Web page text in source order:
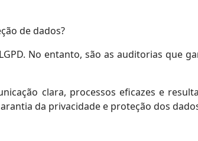
de dados?
No entanto, são as auditorias que
clara, processos eficazes e
da privacidade e proteção dos